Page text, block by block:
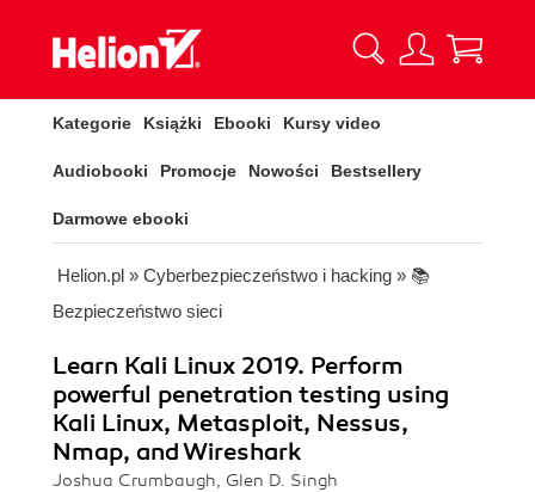
Kategorie Książki Ebooki Kursy video
Audiobooki Promocje Nowości Bestsellery
Darmowe ebooki
Helion.pl » Cyberbezpieczeństwo i hacking » 📚
Bezpieczeństwo sieci
Learn Kali Linux 2019. Perform
powerful penetration testing using
Kali Linux, Metasploit, Nessus,
Nmap, and Wireshark
Joshua Crumbaugh, Glen D. Singh